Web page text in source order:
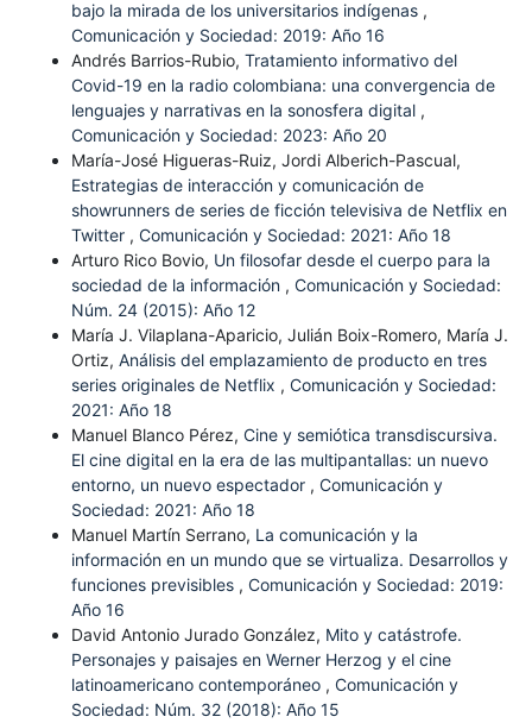
bajo la mirada de los universitarios indígenas ,
Comunicación y Sociedad: 2019: Año 16
Andrés Barrios-Rubio, Tratamiento informativo del
Covid-19 en la radio colombiana: una convergencia de
lenguajes y narrativas en la sonosfera digital ,
Comunicación y Sociedad: 2023: Año 20
María-José Higueras-Ruiz, Jordi Alberich-Pascual,
Estrategias de interacción y comunicación de
showrunners de series de ficción televisiva de Netflix en
Twitter , Comunicación y Sociedad: 2021: Año 18
Arturo Rico Bovio, Un filosofar desde el cuerpo para la
sociedad de la información , Comunicación y Sociedad:
Núm. 24 (2015): Año 12
María J. Vilaplana-Aparicio, Julián Boix-Romero, María J.
Ortiz, Análisis del emplazamiento de producto en tres
series originales de Netflix , Comunicación y Sociedad:
2021: Año 18
Manuel Blanco Pérez, Cine y semiótica transdiscursiva.
El cine digital en la era de las multipantallas: un nuevo
entorno, un nuevo espectador , Comunicación y
Sociedad: 2021: Año 18
Manuel Martín Serrano, La comunicación y la
información en un mundo que se virtualiza. Desarrollos y
funciones previsibles , Comunicación y Sociedad: 2019:
Año 16
David Antonio Jurado González, Mito y catástrofe.
Personajes y paisajes en Werner Herzog y el cine
latinoamericano contemporáneo , Comunicación y
Sociedad: Núm. 32 (2018): Año 15